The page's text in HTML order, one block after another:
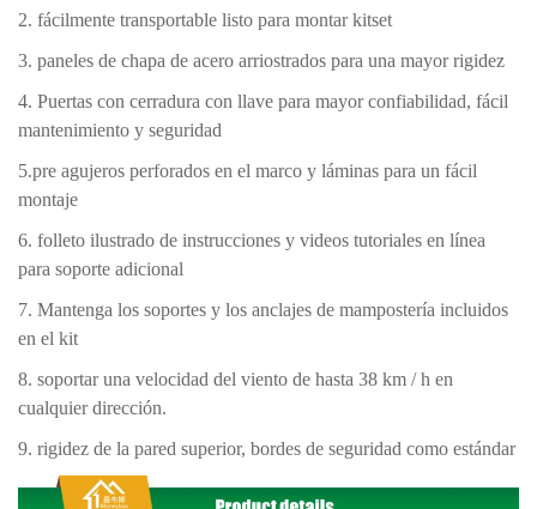
2. fácilmente transportable listo para montar kitset
3. paneles de chapa de acero arriostrados para una mayor rigidez
4. Puertas con cerradura con llave para mayor confiabilidad, fácil
mantenimiento y seguridad
5.pre agujeros perforados en el marco y láminas para un fácil
montaje
6. folleto ilustrado de instrucciones y videos tutoriales en línea
para soporte adicional
7. Mantenga los soportes y los anclajes de mampostería incluidos
en el kit
8. soportar una velocidad del viento de hasta 38 km / h en
cualquier dirección.
9. rigidez de la pared superior, bordes de seguridad como estándar